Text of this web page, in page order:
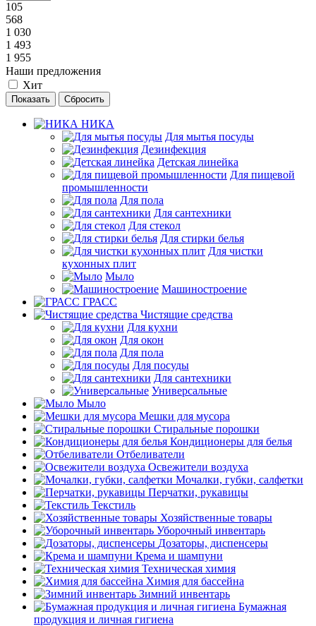
105
568
1 030
1 493
1 955
Наши предложения
Хит
Сбросить
НИКА
Для мытья посуды
Дезинфекция
Детская линейка
Для пищевой
промышленности
Для пола
Для сантехники
Для стекол
Для стирки белья
Для чистки
кухонных плит
Мыло
Машиностроение
ГРАСС
Чистящие средства
Для кухни
Для окон
Для пола
Для посуды
Для сантехники
Универсальные
Мыло
Мешки для мусора
Стиральные порошки
Кондиционеры для белья
Отбеливатели
Освежители воздуха
Мочалки, губки, салфетки
Перчатки, рукавицы
Текстиль
Хозяйственные товары
Уборочный инвентарь
Дозаторы, диспенсеры
Крема и шампуни
Техническая химия
Химия для бассейна
Зимний инвентарь
Бумажная
продукция и личная гигиена